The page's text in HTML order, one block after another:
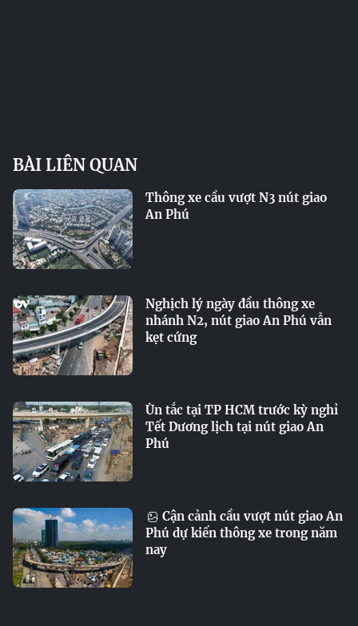
BÀI LIÊN QUAN
Thông xe cầu vượt N3 nút giao
An Phú
Nghịch lý ngày đầu thông xe
nhánh N2, nút giao An Phú vẫn
kẹt cứng
Ùn tắc tại TP HCM trước kỳ nghỉ
Tết Dương lịch tại nút giao An
Phú
Cận cảnh cầu vượt nút giao An
Phú dự kiến thông xe trong năm
nay